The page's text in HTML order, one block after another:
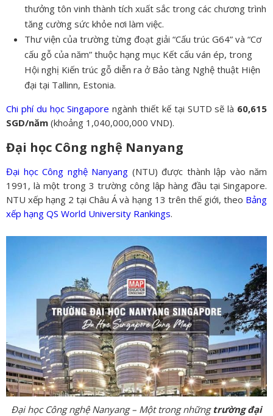
thưởng tôn vinh thành tích xuất sắc trong các chương trình
tăng cường sức khỏe nơi làm việc.
Thư viện của trường từng đoạt giải “Cấu trúc G64” và “Cơ
cấu gỗ của năm” thuộc hạng mục Kết cấu ván ép, trong
Hội nghị Kiến trúc gỗ diễn ra ở Bảo tàng Nghệ thuật Hiện
đại tại Tallinn, Estonia.
Chi phí du học Singapore ngành thiết kế tại SUTD sẽ là 60,615
SGD/năm (khoảng 1,040,000,000 VND).
Đại học Công nghệ Nanyang
Đại học Công nghệ Nanyang (NTU) được thành lập vào năm
1991, là một trong 3 trường công lập hàng đầu tại Singapore.
NTU xếp hạng 2 tại Châu Á và hạng 13 trên thế giới, theo Bảng
xếp hạng QS World University Rankings.
Đại học Công nghệ Nanyang – Một trong những trường đại